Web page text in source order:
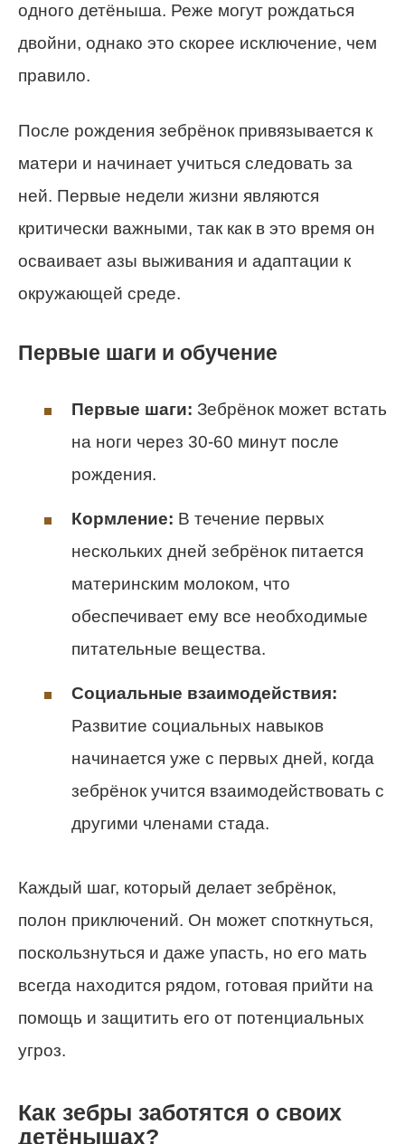
одного детёныша. Реже могут рождаться
двойни, однако это скорее исключение, чем
правило.
После рождения зебрёнок привязывается к
матери и начинает учиться следовать за
ней. Первые недели жизни являются
критически важными, так как в это время он
осваивает азы выживания и адаптации к
окружающей среде.
Первые шаги и обучение
Первые шаги: Зебрёнок может встать
на ноги через 30-60 минут после
рождения.
Кормление: В течение первых
нескольких дней зебрёнок питается
материнским молоком, что
обеспечивает ему все необходимые
питательные вещества.
Социальные взаимодействия:
Развитие социальных навыков
начинается уже с первых дней, когда
зебрёнок учится взаимодействовать с
другими членами стада.
Каждый шаг, который делает зебрёнок,
полон приключений. Он может споткнуться,
поскользнуться и даже упасть, но его мать
всегда находится рядом, готовая прийти на
помощь и защитить его от потенциальных
угроз.
Как зебры заботятся о своих
детёнышах?